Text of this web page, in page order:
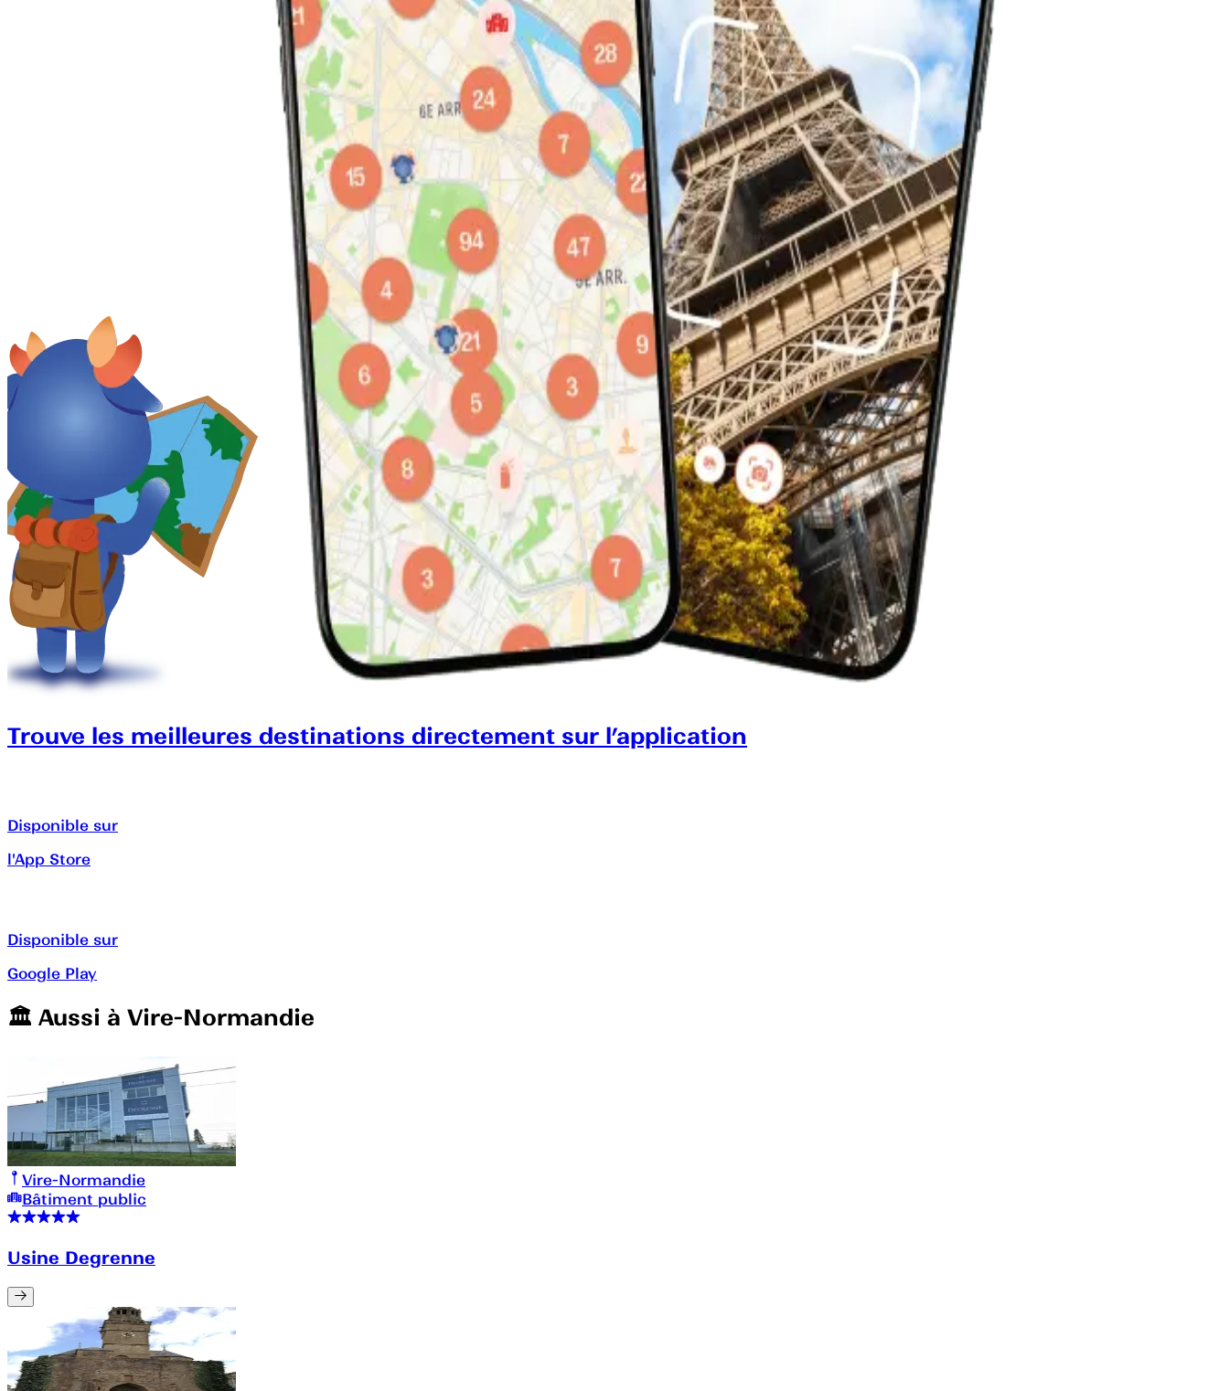
Trouve les meilleures destinations directement sur l’application
Disponible sur
l'App Store
Disponible sur
Google Play
🏛️️ Aussi à Vire-Normandie
Vire-Normandie
Bâtiment public
Usine Degrenne